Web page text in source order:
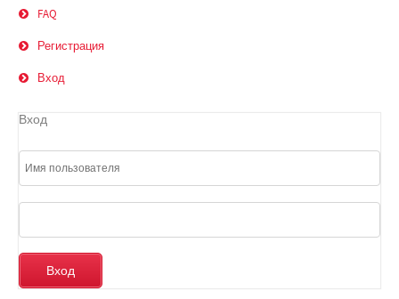
FAQ
Регистрация
Вход
Вход